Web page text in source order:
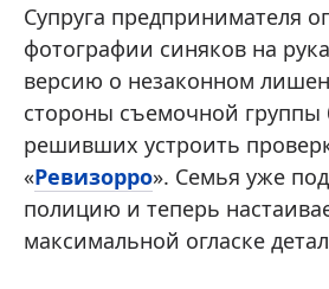
Супруга предпринимателя
фотографии синяков на
версию о незаконном
стороны съемочной группы
решивших устроить
«Ревизорро». Семья уже
полицию и теперь
максимальной огласке